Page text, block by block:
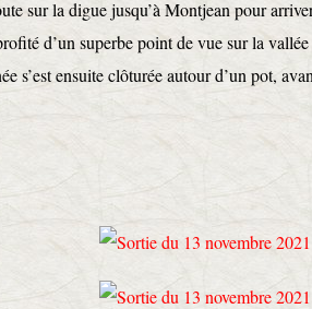
sur la digue jusqu’à Montjean pour
d’un superbe point de vue sur la
s’est ensuite clôturée autour d’un pot,